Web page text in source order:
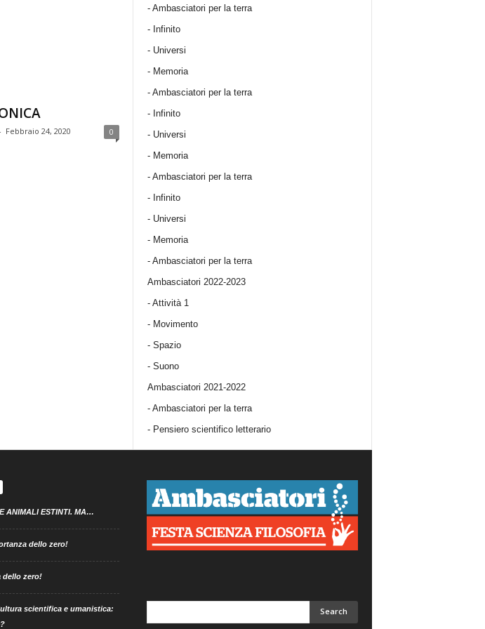
Febbraio 24, 2020 0
- Ambasciatori per la terra
- Infinito
- Universi
- Memoria
- Ambasciatori per la terra
- Infinito
- Universi
- Memoria
- Ambasciatori per la terra
- Infinito
- Universi
- Memoria
- Ambasciatori per la terra
Ambasciatori 2022-2023
- Attività 1
- Movimento
- Spazio
- Suono
Ambasciatori 2021-2022
- Ambasciatori per la terra
- Pensiero scientifico letterario
ANIMALI ESTINTI. MA…
dello zero!
dello zero!
scientifica e umanistica: